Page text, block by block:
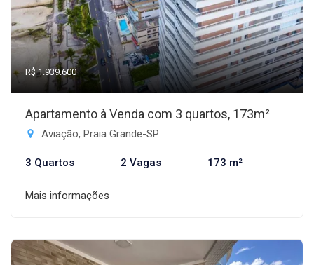
R$ 1.939.600
Apartamento à Venda com 3 quartos, 173m²
Aviação, Praia Grande-SP
3 Quartos 2 Vagas 173 m²
Mais informações